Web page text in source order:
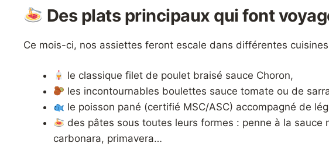
Des plats principaux qui font
Ce mois-ci, nos assiettes feront escale dans différentes
le classique filet de poulet braisé sauce Choron,
les incontournables boulettes sauce tomate ou de
le poisson pané (certifié MSC/ASC) accompagné de
des pâtes sous toutes leurs formes : penne à la
carbonara, primavera…